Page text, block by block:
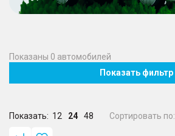
Показаны 0 автомобилей
Показать фильтр
Показать: 12 24 48 Сортировать по: